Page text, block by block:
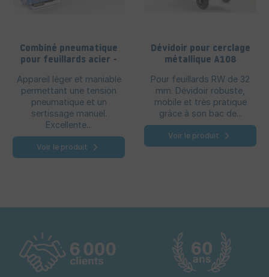
Combiné pneumatique
pour feuillards acier -
Appareil léger et maniable
permettant une tension
pneumatique et un
sertissage manuel.
Excellente...
Voir le produit
Dévidoir pour cerclage
métallique A108
Pour feuillards RW de 32
mm. Dévidoir robuste,
mobile et très pratique
grâce à son bac de...
Voir le produit